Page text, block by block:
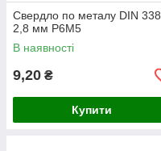
Свердло по металу DIN 338
2,8 мм P6M5
В наявності
9,20 ₴
Купити